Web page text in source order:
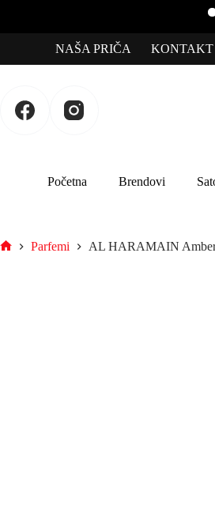
NAŠA PRIČA KONTAKT
Početna Brendovi
Parfemi AL HARAMAIN